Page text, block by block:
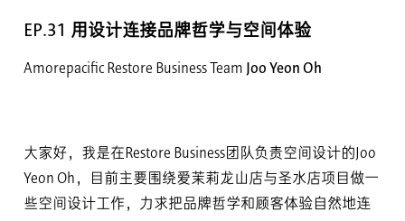
EP.31 用设计连接品牌哲学与空间体验
Amorepacific Restore Business Team Joo Yeon Oh
大家好，我是在Restore Business团队负责空间设计的Joo
Yeon Oh，目前主要围绕爱茉莉龙山店与圣水店项目做一
些空间设计工作，力求把品牌哲学和顾客体验自然地连